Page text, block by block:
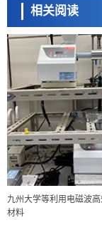
相关阅读
九州大学等利用电磁波
材料